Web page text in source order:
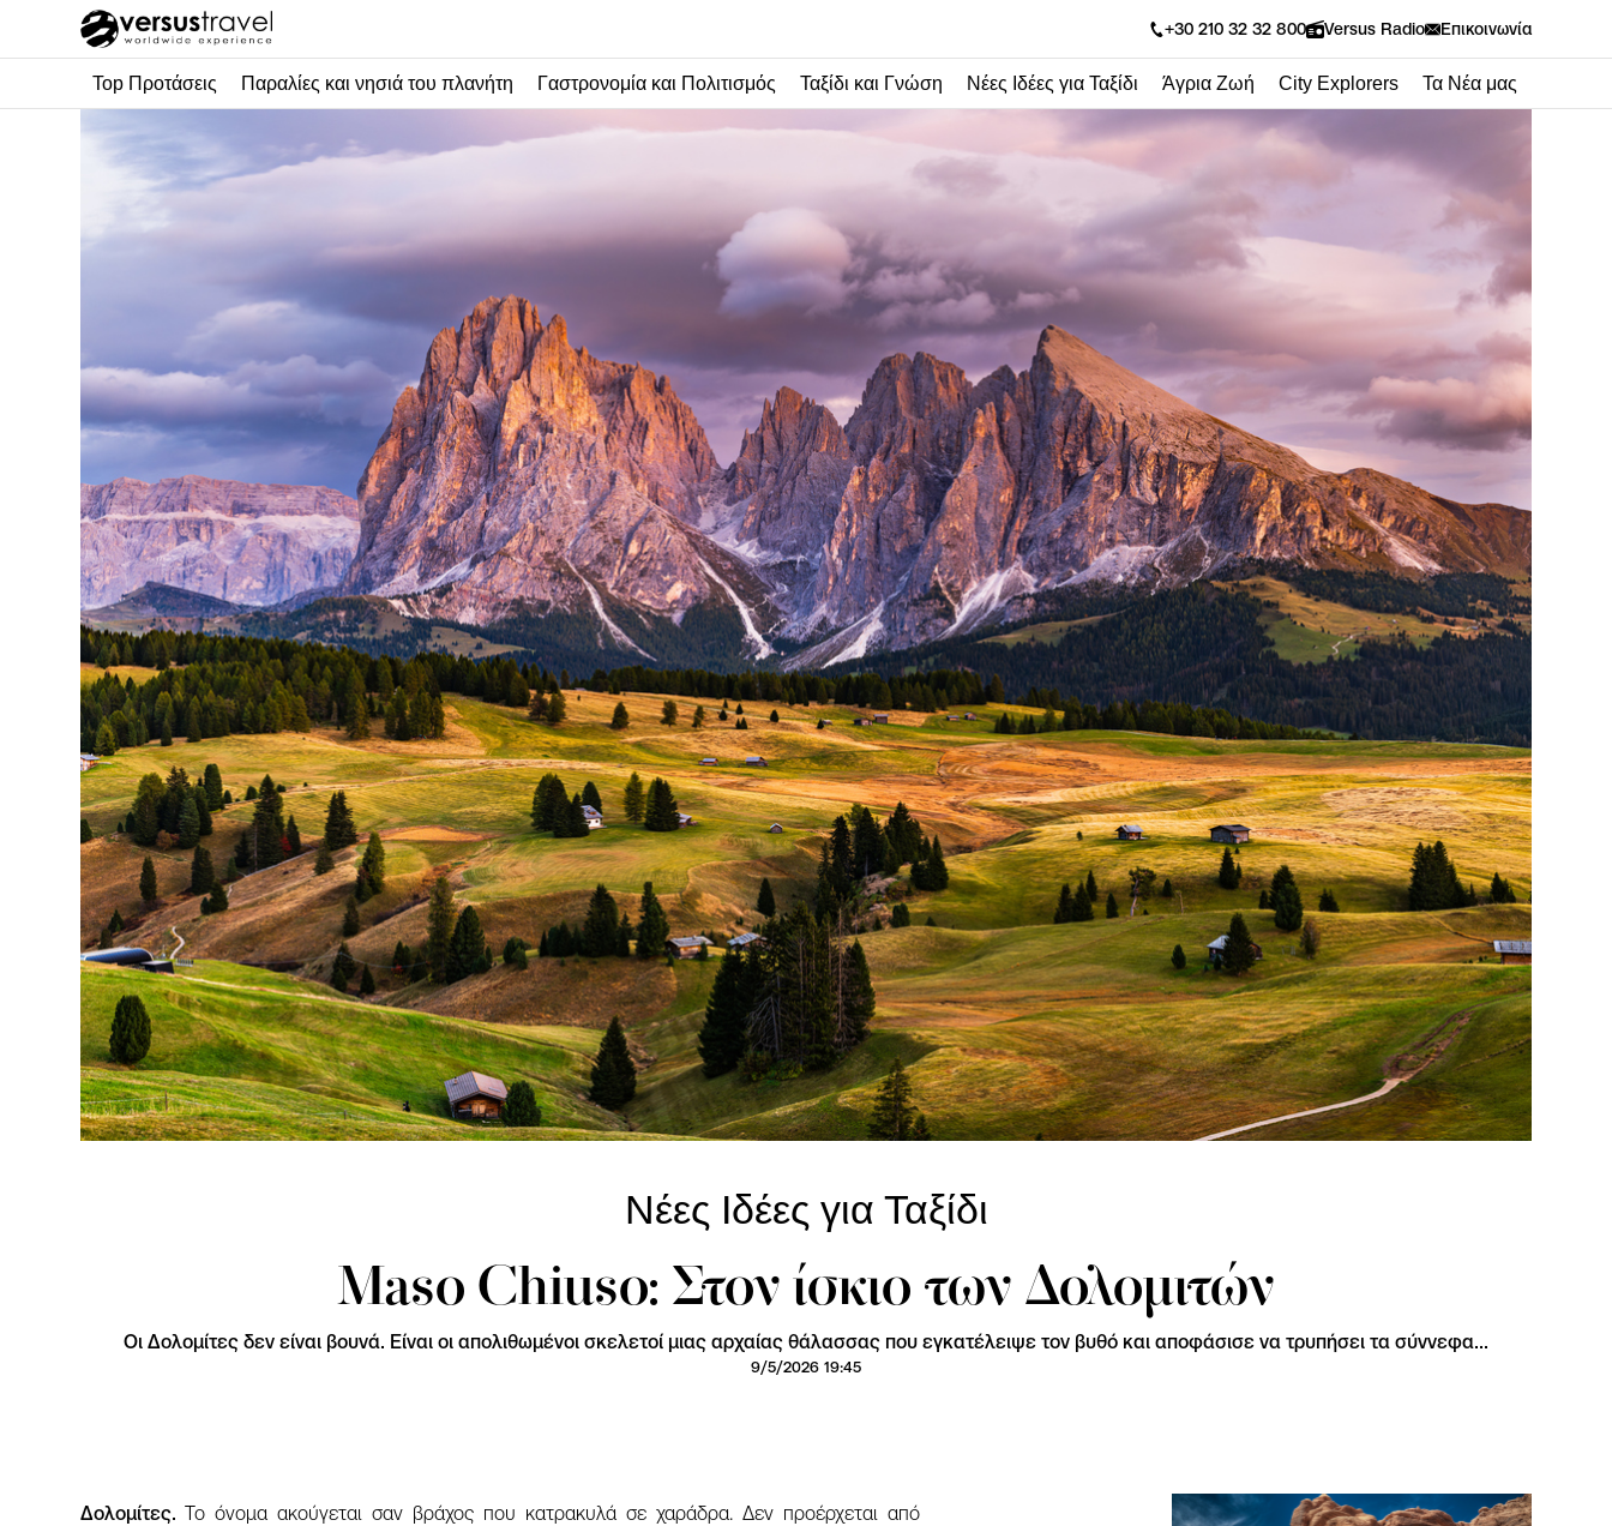
+30 210 32 32 800 Versus Radio Επικοινωνία
Top Προτάσεις Παραλίες και νησιά του πλανήτη Γαστρονομία και Πολιτισμός Ταξίδι και Γνώση Νέες Ιδέες για Ταξίδι Άγρια Ζωή City Explorers Τα Νέα μας
Νέες Ιδέες για Ταξίδι
Maso Chiuso: Στον ίσκιο των Δολομιτών
Οι Δολομίτες δεν είναι βουνά. Είναι οι απολιθωμένοι σκελετοί μιας αρχαίας θάλασσας που εγκατέλειψε τον βυθό και αποφάσισε να τρυπήσει τα σύννεφα...
9/5/2026 19:45
Δολομίτες.Το όνομα ακούγεται σαν βράχος που κατρακυλά σε χαράδρα. Δεν προέρχεται από